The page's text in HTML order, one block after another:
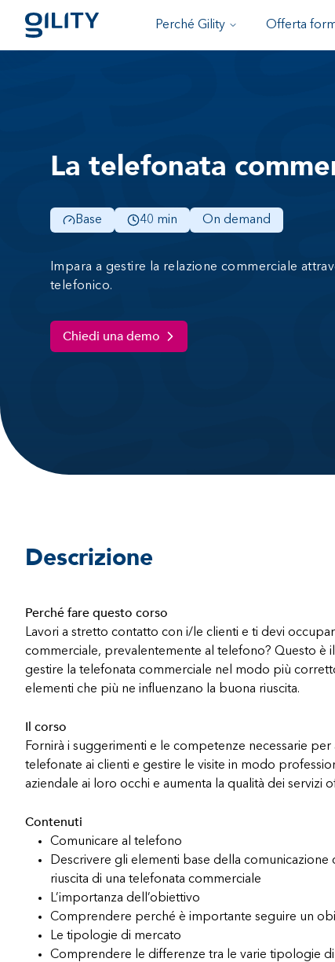
Perché Gility Offerta
La telefonata
Base 40 min On demand
Impara a gestire la relazione commerciale
telefonico.
Chiedi una demo
Descrizione
Perché fare questo corso
Lavori a stretto contatto con i/le clienti e ti devi
commerciale, prevalentemente al telefono? Questo è
gestire la telefonata commerciale nel modo più
elementi che più ne influenzano la buona riuscita.
Il corso
Fornirà i suggerimenti e le competenze necessarie
telefonate ai clienti e gestire le visite in modo
aziendale ai loro occhi e aumenta la qualità dei servizi
Contenuti
Comunicare al telefono
Descrivere gli elementi base della comunicazione
riuscita di una telefonata commerciale
L’importanza dell’obiettivo
Comprendere perché è importante seguire un
Le tipologie di mercato
Comprendere le differenze tra le varie tipologie